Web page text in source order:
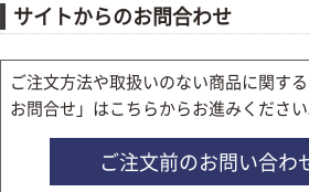
サイトからのお問合わせ
ご注文方法や取扱いのない商品に関す
お問合せ」はこちらからお進みください
ご注文前のお問い合わ